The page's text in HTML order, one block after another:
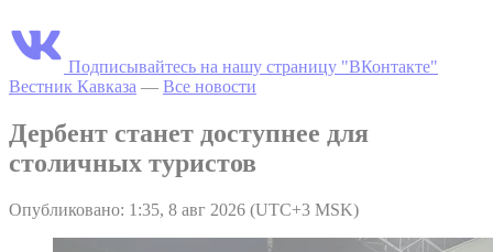
Подписывайтесь на нашу страницу "ВКонтакте"
Вестник Кавказа — Все новости
Дербент станет доступнее для
столичных туристов
Опубликовано: 1:35, 8 авг 2026 (UTC+3 MSK)